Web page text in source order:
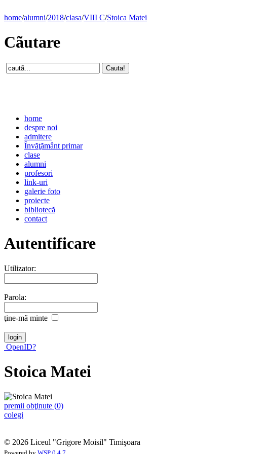
home/alumni/2018/clasa/VIII C/Stoica Matei
Cãutare
home
despre noi
admitere
Învăţământ primar
clase
alumni
profesori
link-uri
galerie foto
proiecte
bibliotecă
contact
Autentificare
Utilizator:
Parola:
ţine-mã minte
OpenID?
Stoica Matei
premii obţinute (0)
colegi
© 2026 Liceul "Grigore Moisil" Timişoara